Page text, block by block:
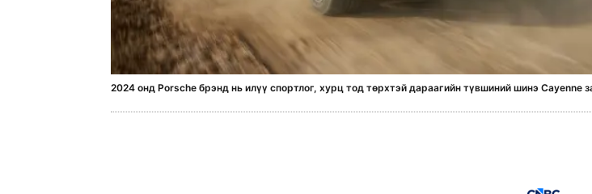
2024 онд Porsche брэнд нь илүү спортлог, хурц тод төрхтэй дараагийн түвшиний шинэ Cayenne